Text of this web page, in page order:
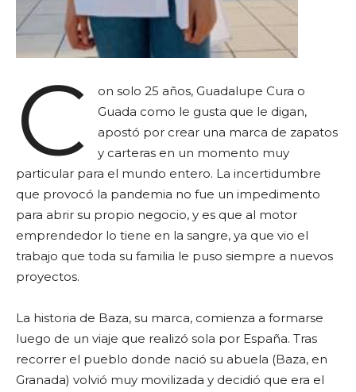
C
on solo 25 años, Guadalupe Cura o
Guada como le gusta que le digan,
apostó por crear una marca de zapatos
y carteras en un momento muy
particular para el mundo entero. La incertidumbre
que provocó la pandemia no fue un impedimento
para abrir su propio negocio, y es que al motor
emprendedor lo tiene en la sangre, ya que vio el
trabajo que toda su familia le puso siempre a nuevos
proyectos.
La historia de Baza, su marca, comienza a formarse
luego de un viaje que realizó sola por España. Tras
recorrer el pueblo donde nació su abuela (Baza, en
Granada) volvió muy movilizada y decidió que era el